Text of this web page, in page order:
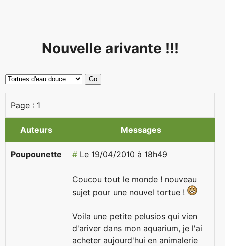
Nouvelle arivante !!!
Page : 1
Auteurs Messages
Poupounette # Le 19/04/2010 à 18h49
Coucou tout le monde ! nouveau
sujet pour une nouvel tortue !
Voila une petite pelusios qui vien
d'ariver dans mon aquarium, je l'ai
acheter aujourd'hui en animalerie